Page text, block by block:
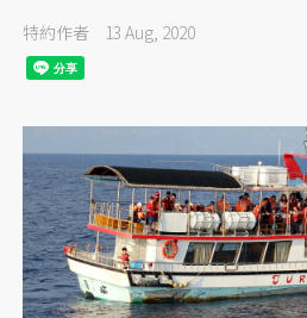
特約作者 13 Aug, 2020